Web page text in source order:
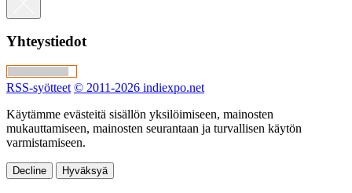
Yhteystiedot
RSS-syötteet © 2011-2026 indiexpo.net
Käytämme evästeitä sisällön yksilöimiseen, mainosten
mukauttamiseen, mainosten seurantaan ja turvallisen käytön
varmistamiseen.
Decline Hyväksyä